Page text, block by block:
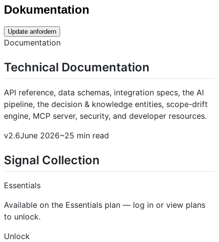
Dokumentation
Update anfordern
Documentation
Technical Documentation
API reference, data schemas, integration specs, the AI
pipeline, the decision & knowledge entities, scope-drift
engine, MCP server, security, and developer resources.
v2.6June 2026~25 min read
Signal Collection
Essentials
Available on the Essentials plan — log in or view plans
to unlock.
Unlock